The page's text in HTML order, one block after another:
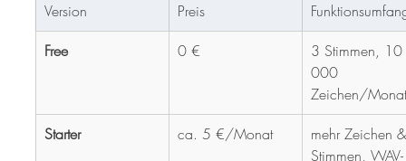
Version Preis
Free
0 €
3 Stimmen,
000
Zeichen/
Starter
ca. 5 €/Monat
mehr Zeichen
Stimmen, WAV-